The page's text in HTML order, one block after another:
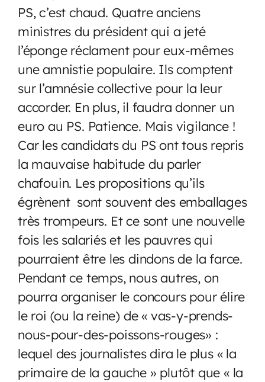
PS, c’est chaud. Quatre anciens
ministres du président qui a jeté
l’éponge réclament pour eux-mêmes
une amnistie populaire. Ils comptent
sur l’amnésie collective pour la leur
accorder. En plus, il faudra donner un
euro au PS. Patience. Mais vigilance !
Car les candidats du PS ont tous repris
la mauvaise habitude du parler
chafouin. Les propositions qu’ils
égrènent sont souvent des emballages
très trompeurs. Et ce sont une nouvelle
fois les salariés et les pauvres qui
pourraient être les dindons de la farce.
Pendant ce temps, nous autres, on
pourra organiser le concours pour élire
le roi (ou la reine) de « vas-y-prends-
nous-pour-des-poissons-rouges» :
lequel des journalistes dira le plus « la
primaire de la gauche » plutôt que « la